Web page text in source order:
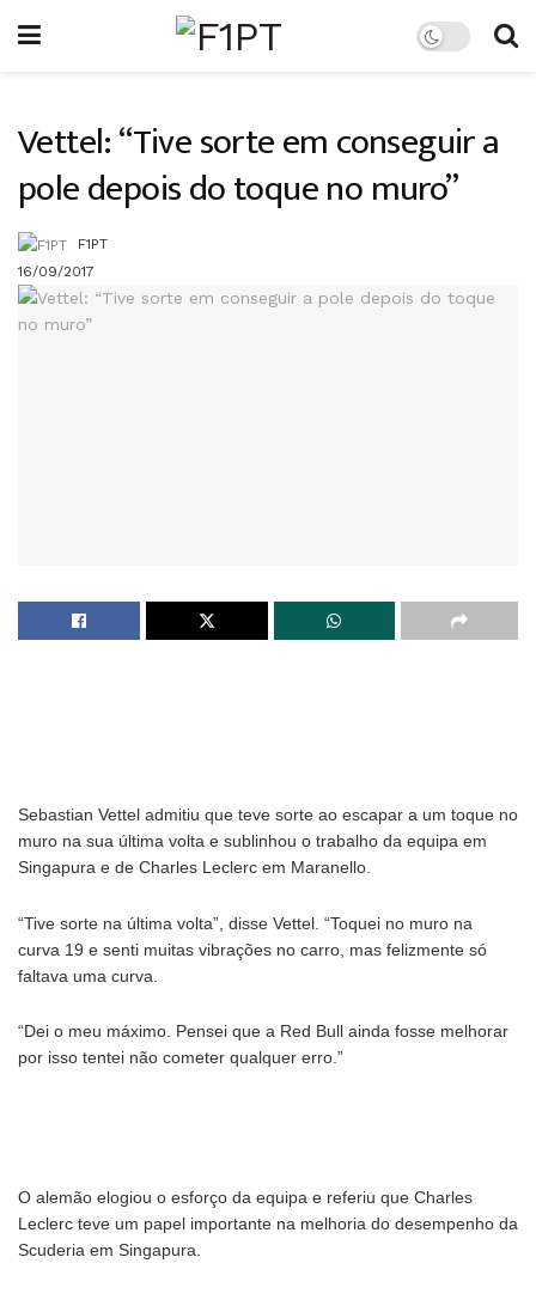
Vettel: “Tive sorte em conseguir a
pole depois do toque no muro”
F1PT
16/09/2017
Sebastian Vettel admitiu que teve sorte ao escapar a um toque no
muro na sua última volta e sublinhou o trabalho da equipa em
Singapura e de Charles Leclerc em Maranello.
“Tive sorte na última volta”, disse Vettel. “Toquei no muro na
curva 19 e senti muitas vibrações no carro, mas felizmente só
faltava uma curva.
“Dei o meu máximo. Pensei que a Red Bull ainda fosse melhorar
por isso tentei não cometer qualquer erro.”
O alemão elogiou o esforço da equipa e referiu que Charles
Leclerc teve um papel importante na melhoria do desempenho da
Scuderia em Singapura.